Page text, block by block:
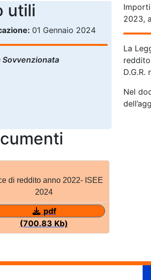
utili
01 Gennaio 2024
Sovvenzionata
2023,
La
Nel
di reddito anno 2022- ISEE
2024
pdf
(700.83 Kb)